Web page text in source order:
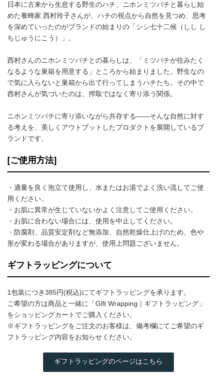
日本に古来から生息する野生のハチ、ニホンミツバチと暮らし始
めた養蜂家 西村玲子さんが、ハチの視点から自然を見つめ、思考
を深めていったのがブランドの始まりの「シシ七十二候（しし し
ちじゅうにこう）」。
西村さんのニホンミツバチとの暮らしは、「ミツバチが住みたく
なるような巣箱を用意する」ところから始まりました。野生なの
で気に入らないと巣箱から出て行ってしまうハチたち。その中で
西村さんが気づいたのは、搾取ではなく寄り添う関係。
ニホンミツバチに寄り添いながら共存する――そんな自然に対す
る考えを、美しくアウトプットしたプロダクトを展開しているブ
ランドです。
[ご使用方法]
・適量を良く泡立て使用し、水またはお湯でよく洗い流してご使
用ください。
・お肌に異常が生じていないかよく注意してご使用ください。
・お肌に合わない場合には、使用を中止してください。
・防腐剤、品質安定剤など無添加、自然乾燥仕上げのため、色や
形が変わる場合がありますが、使用上問題ございません。
ギフトラッピングについて
1包装につき385円(税込)にてギフトラッピングを承ります。
ご希望の方は商品と一緒に「Gift Wrapping｜ギフトラッピング」
をショッピングカートでご購入ください。
※ギフトラッピングをご注文のお客様は、備考欄にてご希望のギ
フトラッピング内容をお知らせください。
ギフトラッピングのページはこちら